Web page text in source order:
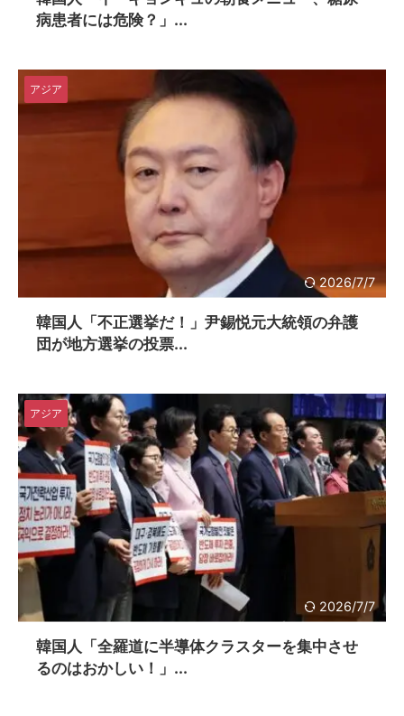
病患者には危険？」...
2026/7/7
アジア
韓国人「不正選挙だ！」尹錫悦元大統領の弁護
団が地方選挙の投票...
2026/7/7
アジア
韓国人「全羅道に半導体クラスターを集中させ
るのはおかしい！」...